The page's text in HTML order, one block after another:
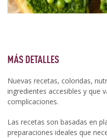
MÁS DETALLES
Nuevas recetas, coloridas,
ingredientes accesibles y que
complicaciones.
Las recetas son basadas en
preparaciones ideales que